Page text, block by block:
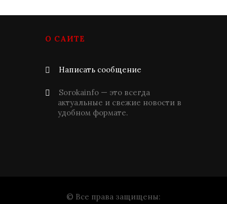
О САЙТЕ
Написать сообщение
Sorokainfo — это всегда
актуальные и свежие новости в
удобном формате.
© Все права защищены: